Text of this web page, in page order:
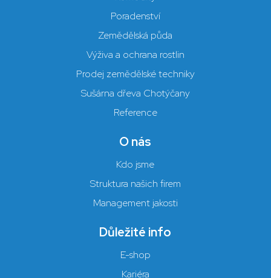
Poradenství
Zemědělská půda
Výživa a ochrana rostlin
Prodej zemědělské techniky
Sušárna dřeva Chotýčany
Reference
O nás
Kdo jsme
Struktura našich firem
Management jakosti
Důležité info
E-shop
Kariéra